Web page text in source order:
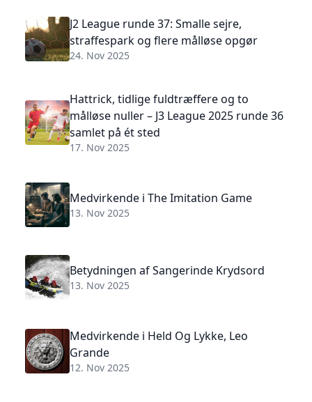
J2 League runde 37: Smalle sejre,
straffespark og flere målløse opgør
24. Nov 2025
Hattrick, tidlige fuldtræffere og to
målløse nuller – J3 League 2025 runde 36
samlet på ét sted
17. Nov 2025
Medvirkende i The Imitation Game
13. Nov 2025
Betydningen af Sangerinde Krydsord
13. Nov 2025
Medvirkende i Held Og Lykke, Leo
Grande
12. Nov 2025